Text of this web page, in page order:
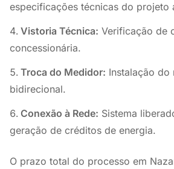
especificações técnicas do projeto
Vistoria Técnica: Verificação de
concessionária.
Troca do Medidor: Instalação do
bidirecional.
Conexão à Rede: Sistema
geração de créditos de energia.
O prazo total do processo em